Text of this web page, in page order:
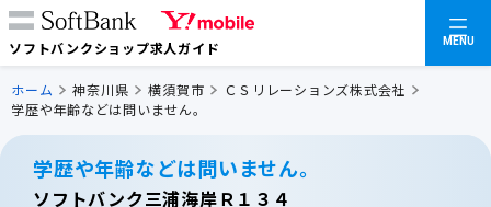
ソフトバンクショップ求人ガイド MENU
ホーム 神奈川県 横須賀市
ＣＳリレーションズ株式会社
学歴や年齢などは問いません。
学歴や年齢などは問いません。
ソフトバンク三浦海岸Ｒ１３４